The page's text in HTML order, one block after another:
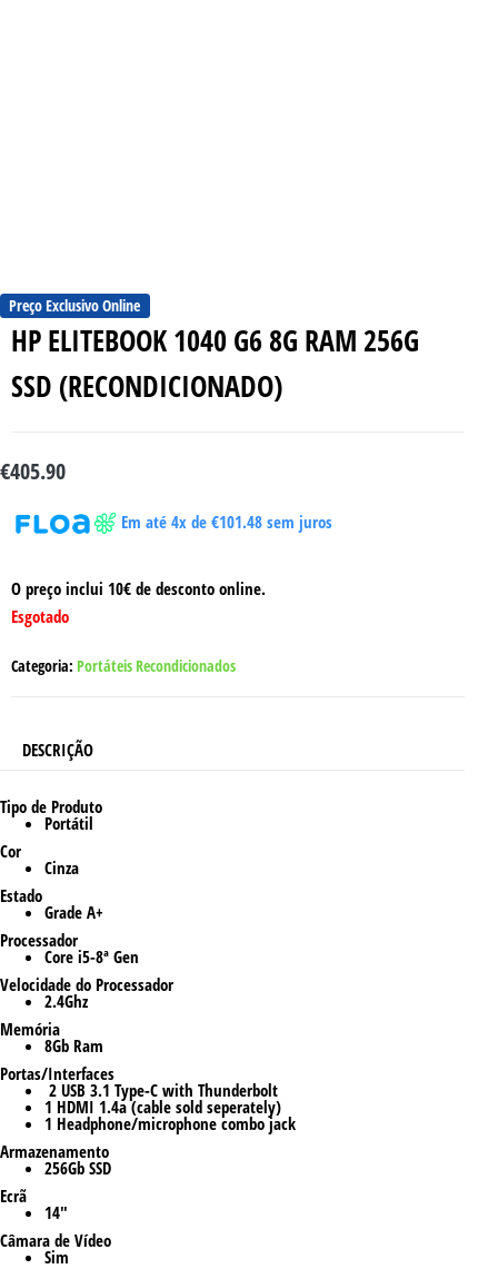
Preço Exclusivo Online
HP ELITEBOOK 1040 G6 8G RAM 256G
SSD (RECONDICIONADO)
€405.90
Em até 4x de €101.48sem juros
O preço inclui 10€ de desconto online.
Esgotado
Categoria: Portáteis Recondicionados
DESCRIÇÃO
Tipo de Produto
Portátil
Cor
Cinza
Estado
Grade A+
Processador
Core i5-8ª Gen
Velocidade do Processador
2.4Ghz
Memória
8Gb Ram
Portas/Interfaces
2 USB 3.1 Type-C with Thunderbolt
1 HDMI 1.4a (cable sold seperately)
1 Headphone/microphone combo jack
Armazenamento
256Gb SSD
Ecrã
14″
Câmara de Vídeo
Sim